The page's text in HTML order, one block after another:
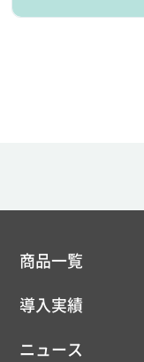
商品一覧
導入実績
ニュース